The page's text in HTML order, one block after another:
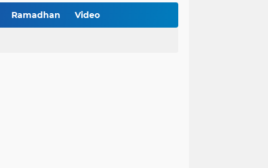
Kikin Siapkan Program untuk Memajukan NU
Ramadhan Video